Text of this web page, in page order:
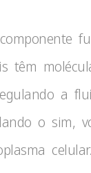
têm
a
o sim,
celular.